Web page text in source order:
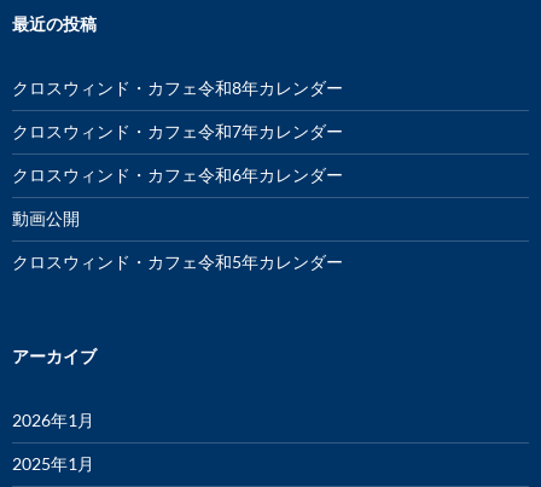
最近の投稿
クロスウィンド・カフェ令和8年カレンダー
クロスウィンド・カフェ令和7年カレンダー
クロスウィンド・カフェ令和6年カレンダー
動画公開
クロスウィンド・カフェ令和5年カレンダー
アーカイブ
2026年1月
2025年1月